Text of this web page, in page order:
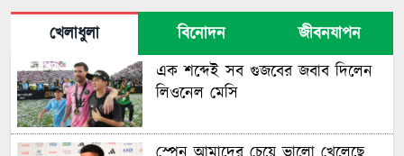
খেলাধুলা বিনোদন
জীবনযাপন
এক শব্দেই সব গুজবের জবাব দিলেন
লিওনেল মেসি